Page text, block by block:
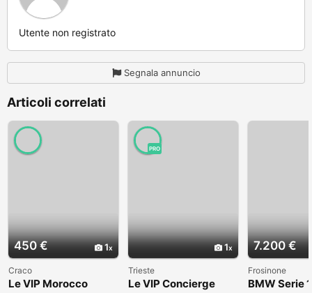
Utente non registrato
Segnala annuncio
Articoli correlati
450 € 1
Craco
Le VIP Morocco
1
PRO
Trieste
Le VIP Concierge
7.200 €
Frosinone
BMW Serie